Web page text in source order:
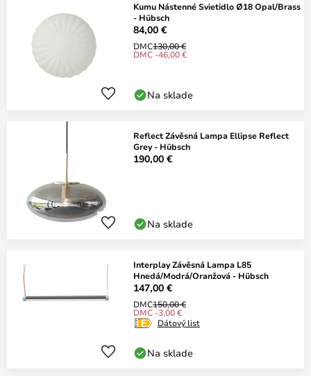
Kumu Nástenné Svietidlo Ø18 Opal/Brass
- Hübsch
84,00 €
DMC130,00 €
DMC -46,00 €
Na sklade
Reflect Závěsná Lampa Ellipse Reflect
Grey - Hübsch
190,00 €
Na sklade
Interplay Závěsná Lampa L85
Hnedá/Modrá/Oranžová - Hübsch
147,00 €
DMC150,00 €
DMC -3,00 €
Dátový list
Na sklade